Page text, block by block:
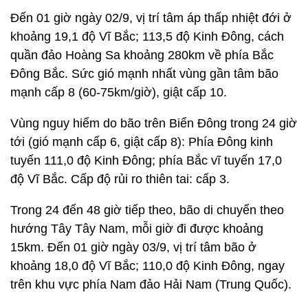
Đến 01 giờ ngày 02/9, vị trí tâm áp thấp nhiệt đới ở
khoảng 19,1 độ Vĩ Bắc; 113,5 độ Kinh Đông, cách
quần đảo Hoàng Sa khoảng 280km về phía Bắc
Đông Bắc. Sức gió mạnh nhất vùng gần tâm bão
mạnh cấp 8 (60-75km/giờ), giật cấp 10.
Vùng nguy hiểm do bão trên Biển Đông trong 24 giờ
tới (gió mạnh cấp 6, giật cấp 8): Phía Đông kinh
tuyến 111,0 độ Kinh Đông; phía Bắc vĩ tuyến 17,0
độ Vĩ Bắc. Cấp độ rủi ro thiên tai: cấp 3.
Trong 24 đến 48 giờ tiếp theo, bão di chuyển theo
hướng Tây Tây Nam, mỗi giờ đi được khoảng
15km. Đến 01 giờ ngày 03/9, vị trí tâm bão ở
khoảng 18,0 độ Vĩ Bắc; 110,0 độ Kinh Đông, ngay
trên khu vực phía Nam đảo Hải Nam (Trung Quốc).